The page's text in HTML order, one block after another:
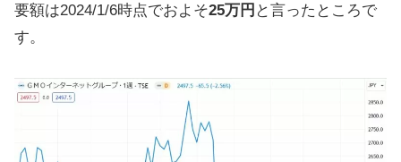
要額は2024/1/6時点でおよそ25万円 と言ったところで
す。